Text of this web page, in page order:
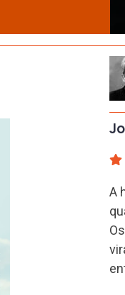
A